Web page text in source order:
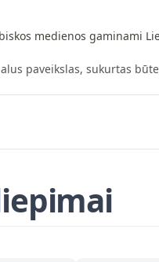
medienos gaminami
paveikslas, sukurtas